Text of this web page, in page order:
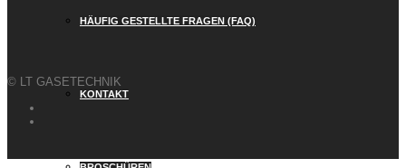
HÄUFIG GESTELLTE FRAGEN (FAQ)
KONTAKT
© LT GASETECHNIK